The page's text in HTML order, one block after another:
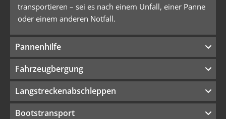
transportieren – sei es nach einem Unfall, einer Panne
oder einem anderen Notfall.
Pannenhilfe
Fahrzeugbergung
Langstreckenabschleppen
Bootstransport